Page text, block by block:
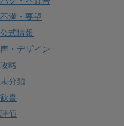
不満・要望
公式情報
声・デザイン
攻略
未分類
歓喜
評価